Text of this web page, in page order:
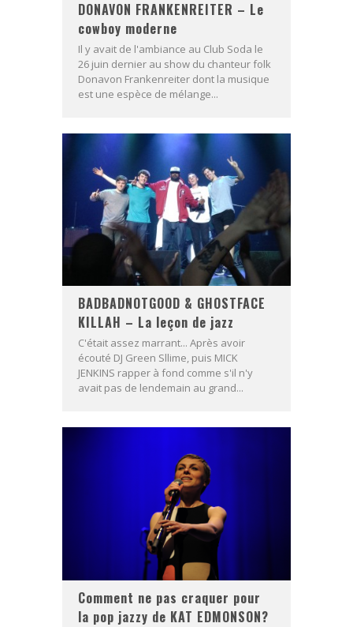
DONAVON FRANKENREITER – Le
cowboy moderne
Il y avait de l'ambiance au Club Soda le
26 juin dernier au show du chanteur folk
Donavon Frankenreiter dont la musique
est une espèce de mélange...
BADBADNOTGOOD & GHOSTFACE
KILLAH – La leçon de jazz
C'était assez marrant... Après avoir
écouté DJ Green Sllime, puis MICK
JENKINS rapper à fond comme s'il n'y
avait pas de lendemain au grand...
Comment ne pas craquer pour
la pop jazzy de KAT EDMONSON?